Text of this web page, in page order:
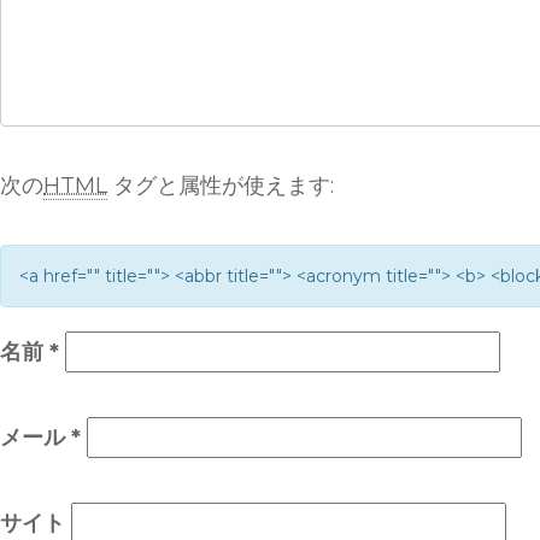
次のHTML タグと属性が使えます:
<a href="" title=""> <abbr title=""> <acronym title=""> <b>
名前 *
メール*
サイト